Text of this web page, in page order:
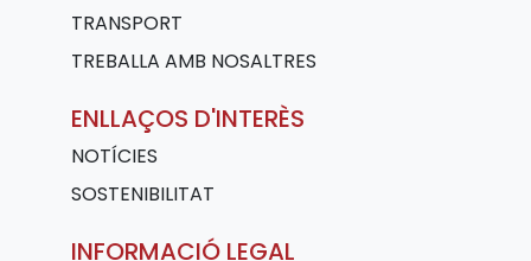
TRANSPORT
TREBALLA AMB NOSALTRES
ENLLAÇOS D'INTERÈS
NOTÍCIES
SOSTENIBILITAT
INFORMACIÓ LEGAL